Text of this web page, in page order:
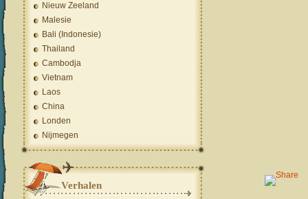
Nieuw Zeeland
Malesie
Bali (Indonesie)
Thailand
Cambodja
Vietnam
Laos
China
Londen
Nijmegen
Verhalen